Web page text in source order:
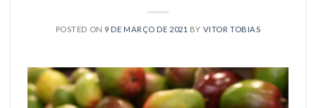
POSTED ON 9 DE MARÇO DE 2021 BY VITOR TOBIAS